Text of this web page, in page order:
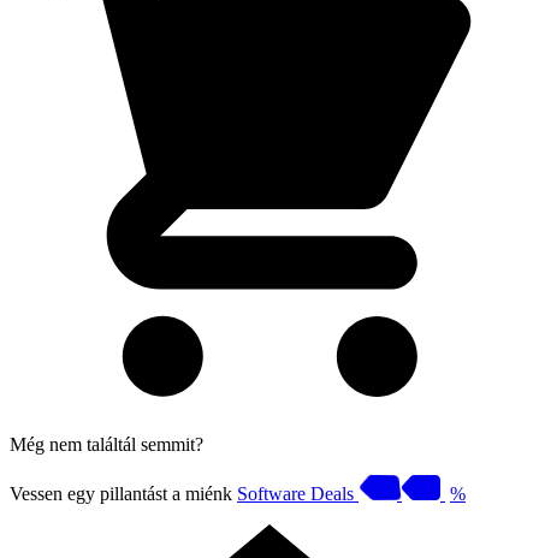
Még nem találtál semmit?
Vessen egy pillantást a miénk Software Deals %